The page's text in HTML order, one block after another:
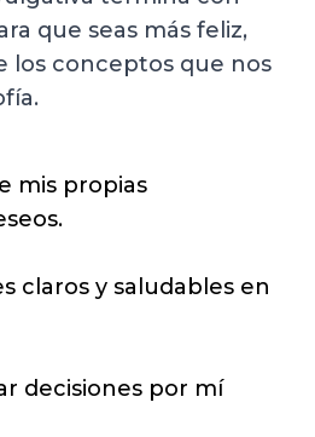
que seas más feliz,
los conceptos que nos
mis propias
claros y saludables en
decisiones por mí